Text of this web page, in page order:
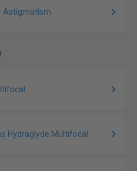
Astigmatism
Hydraglyde Multifocal